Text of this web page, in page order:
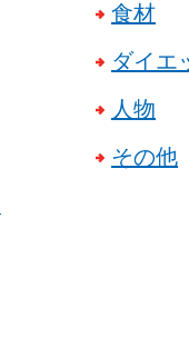
食材
ダイエ
人物
その他